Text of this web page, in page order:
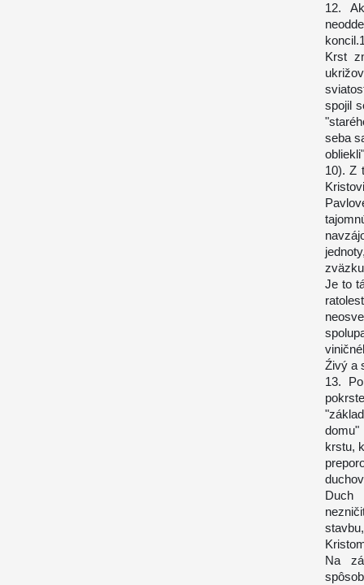
12.
Krst
spojil
seba
10). Z
Je to
Źivý a
13.
krstu,
Duch
Na